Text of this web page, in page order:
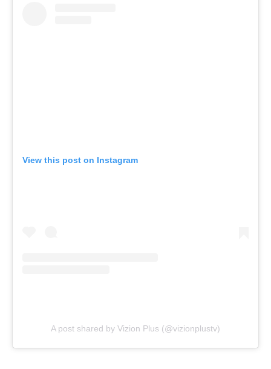
View this post on Instagram
A post shared by Vizion Plus (@vizionplustv)